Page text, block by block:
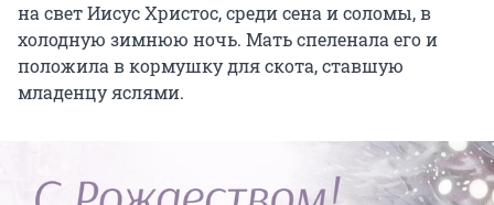
на свет Иисус Христос, среди сена и соломы, в
холодную зимнюю ночь. Мать спеленала его и
положила в кормушку для скота, ставшую
младенцу яслями.